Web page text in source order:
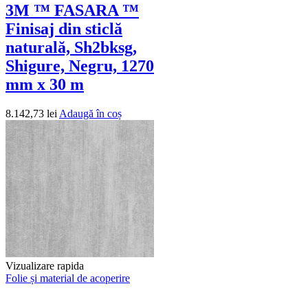
3M ™ FASARA ™
Finisaj din sticlă
naturală, Sh2bksg,
Shigure, Negru, 1270
mm x 30 m
8.142,73 lei Adaugă în coș
Vizualizare rapida
Folie și material de acoperire